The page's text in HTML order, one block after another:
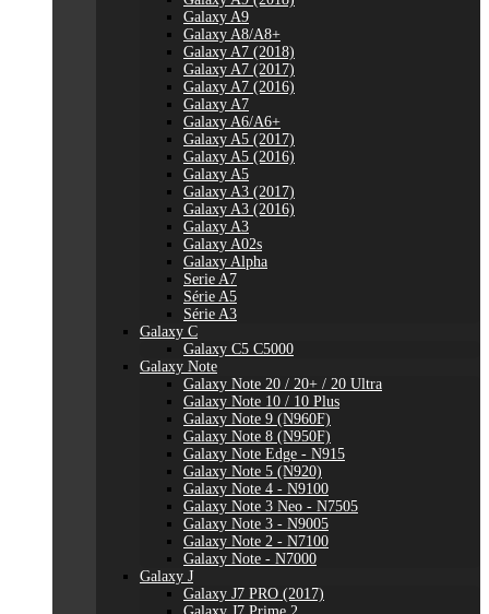
Galaxy A9
Galaxy A8/A8+
Galaxy A7 (2018)
Galaxy A7 (2017)
Galaxy A7 (2016)
Galaxy A7
Galaxy A6/A6+
Galaxy A5 (2017)
Galaxy A5 (2016)
Galaxy A5
Galaxy A3 (2017)
Galaxy A3 (2016)
Galaxy A3
Galaxy A02s
Galaxy Alpha
Serie A7
Série A5
Série A3
Galaxy C
Galaxy C5 C5000
Galaxy Note
Galaxy Note 20 / 20+ / 20 Ultra
Galaxy Note 10 / 10 Plus
Galaxy Note 9 (N960F)
Galaxy Note 8 (N950F)
Galaxy Note Edge - N915
Galaxy Note 5 (N920)
Galaxy Note 4 - N9100
Galaxy Note 3 Neo - N7505
Galaxy Note 3 - N9005
Galaxy Note 2 - N7100
Galaxy Note - N7000
Galaxy J
Galaxy J7 PRO (2017)